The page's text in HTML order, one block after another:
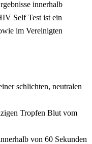
innerhalb
Self Test ist ein
im Vereinigten
schlichten, neutralen
Tropfen Blut vom
von 60 Sekunden